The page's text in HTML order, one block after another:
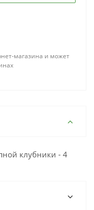
магазина и может
клубники - 4